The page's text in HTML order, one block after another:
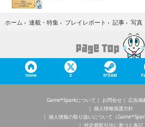
ホーム › 連載・特集 › プレイレポート › 記事 › 写真
Home X STEAM
Game*Sparkについて お問合せ 広告掲
個人情報保護方針
個人情報の取り扱いについて（
特定商取引法に基づく表記